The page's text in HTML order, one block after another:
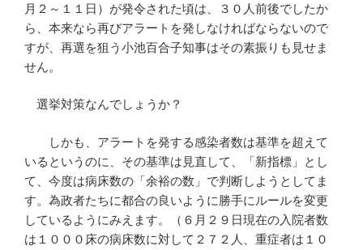
月２～１１日）が発令された頃は、３０人前後でしたか
ら、本来なら再びアラートを発しなければならないので
すが、再選を狙う小池百合子知事はその素振りも見せま
せん。
選挙対策なんでしょうか？
しかも、アラートを発する感染者数は基準を超えて
いるというのに、その基準は見直して、「新指標」とし
て、今度は病床数の「余裕の数」で判断しようとしてま
す。為政者たちに都合の良いように勝手にルールを変更
しているようにみえます。（６月２９日現在の入院者数
は１０００床の病床数に対して２７２人、重症者は１０